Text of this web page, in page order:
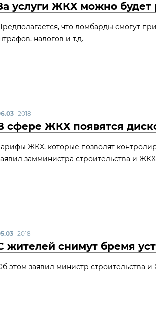
услуги ЖКХ можно будет
что ломбарды смогут
налогов и т.д.
2018
сфере ЖКХ появятся
ЖКХ, которые позволят
замминистра строительства и
2018
жителей снимут бремя
этом заявил министр строительства